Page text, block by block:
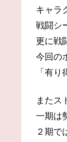
キャラ
戦闘シ
更に戦
今回の
「有
またス
一期は
２期で